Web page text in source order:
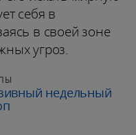
себя в
в своей зоне
угроз.
недельный